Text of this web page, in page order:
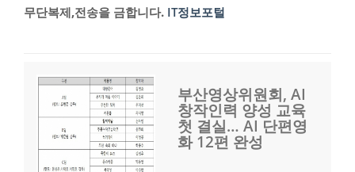
무단복제,전송을 금합니다. IT정보포털
부산영상위원회, AI
창작인력 양성 교육
첫 결실… AI 단편영
화 12편 완성